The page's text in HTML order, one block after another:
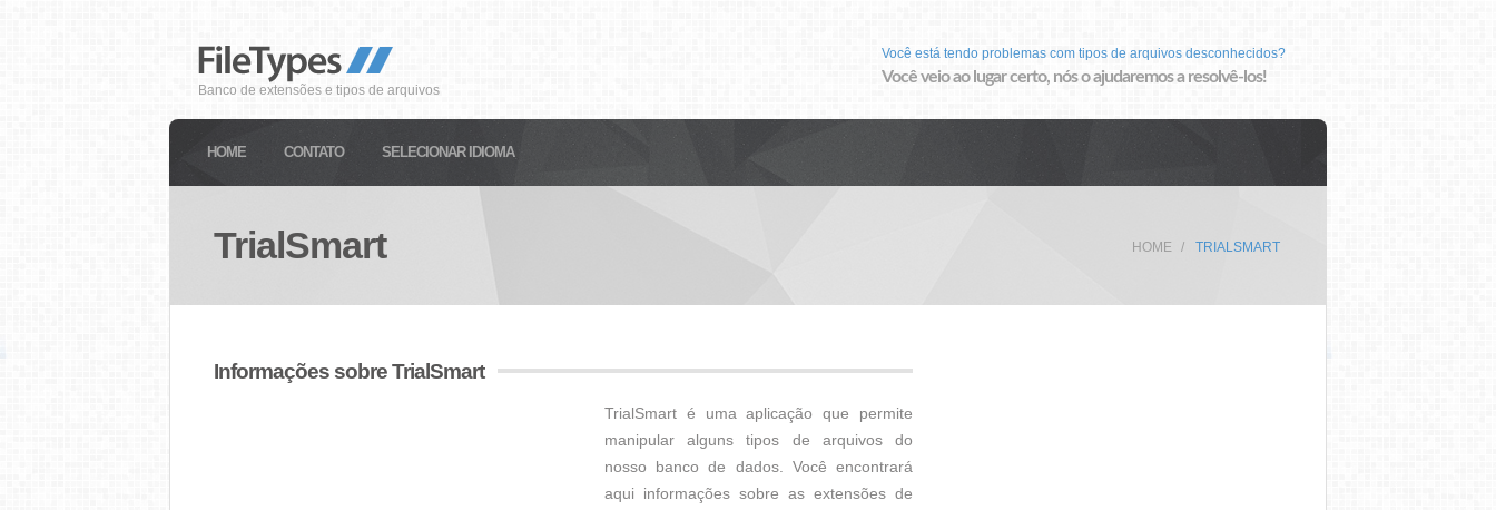
Banco de extensões e tipos de arquivos
Você está tendo problemas com tipos de arquivos desconhecidos?
Você veio ao lugar certo, nós o ajudaremos a resolvê-los!
HOME CONTATO SELECIONAR IDIOMA
TrialSmart HOME TRIALSMART
Informações sobre TrialSmart
TrialSmart é uma aplicação que permite
manipular alguns tipos de arquivos do
nosso banco de dados. Você encontrará
aqui informações sobre as extensões de